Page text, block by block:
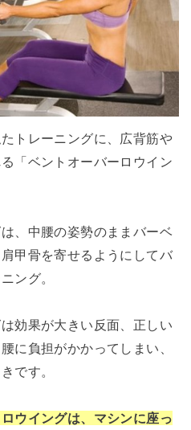
トレーニングに、広背筋や
「ベントオーバーロウイン
、中腰の姿勢のままバーベ
甲骨を寄せるようにしてバ
ング。
効果が大きい反面、正しい
に負担がかかってしまい、
です。
ウイングは、マシンに座っ